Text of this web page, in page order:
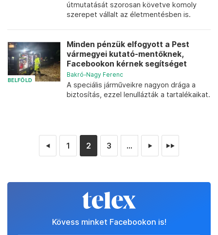
útmutatását szorosan követve komoly
szerepet vállalt az életmentésben is.
BELFÖLD
Minden pénzük elfogyott a Pest
vármegyei kutató-mentőknek,
Facebookon kérnek segítséget
Bakró-Nagy Ferenc
A speciális járműveikre nagyon drága a
biztosítás, ezzel lenullázták a tartalékaikat.
◄ 1 2 3 ... ► ►►
Kövess minket Facebookon is!